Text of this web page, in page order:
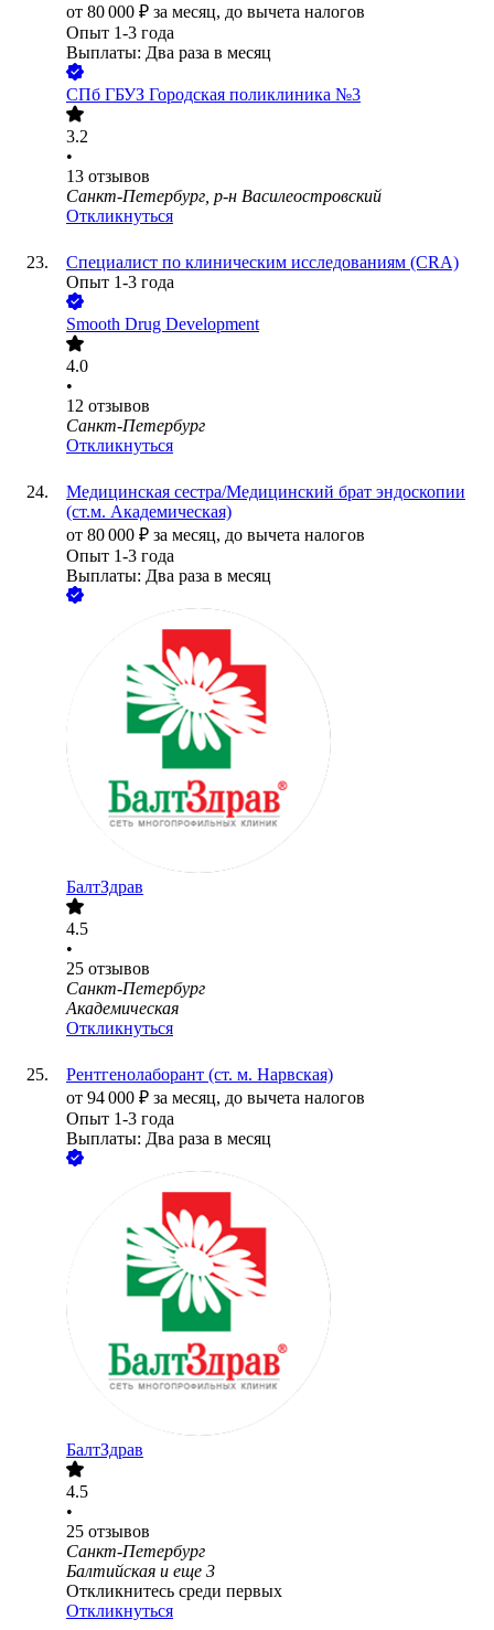
от 80 000 ₽ за месяц, до вычета налогов
Опыт 1-3 года
Выплаты: Два раза в месяц
СПб ГБУЗ Городская поликлиника №3
3.2
•
13 отзывов
Санкт-Петербург, р-н Василеостровский
Откликнуться
Специалист по клиническим исследованиям (CRA)
Опыт 1-3 года
Smooth Drug Development
4.0
•
12 отзывов
Санкт-Петербург
Откликнуться
Медицинская сестра/Медицинский брат эндоскопии
(ст.м. Академическая)
от 80 000 ₽ за месяц, до вычета налогов
Опыт 1-3 года
Выплаты: Два раза в месяц
БалтЗдрав
4.5
•
25 отзывов
Санкт-Петербург
Академическая
Откликнуться
Рентгенолаборант (ст. м. Нарвская)
от 94 000 ₽ за месяц, до вычета налогов
Опыт 1-3 года
Выплаты: Два раза в месяц
БалтЗдрав
4.5
•
25 отзывов
Санкт-Петербург
Балтийская и еще 3
Откликнитесь среди первых
Откликнуться